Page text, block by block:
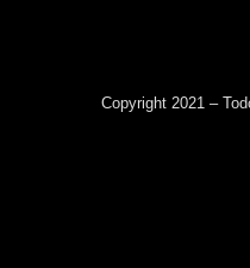
Copyright 2021 –